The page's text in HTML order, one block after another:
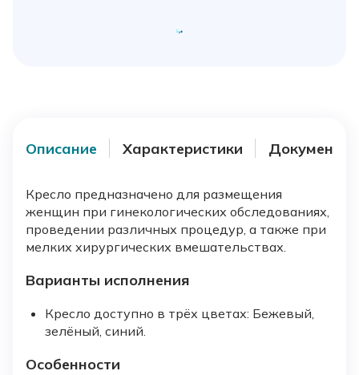
Описание Характеристики Документы
Кресло предназначено для размещения
женщин при гинекологических обследованиях,
проведении различных процедур, а также при
мелких хирургических вмешательствах.
Варианты исполнения
Кресло доступно в трёх цветах: Бежевый,
зелёный, синий.
Особенности